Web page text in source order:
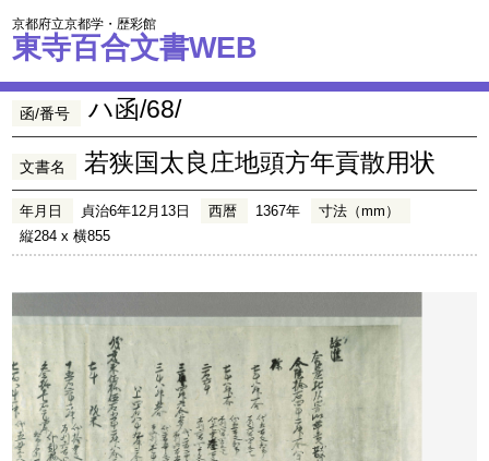
京都府立京都学・歴彩館
東寺百合文書WEB
函/番号 ハ函/68/
文書名 若狭国太良庄地頭方年貢散用状
年月日 貞治6年12月13日 西暦 1367年
寸法（mm）
縦284 x 横855